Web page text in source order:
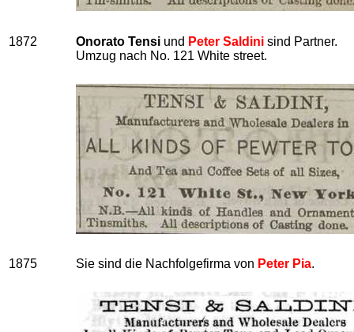
1872 Onorato Tensi und Peter Saldini sind Partner.
Umzug nach No. 121 White street.
1875 Sie sind die Nachfolgefirma von Peter Pia.